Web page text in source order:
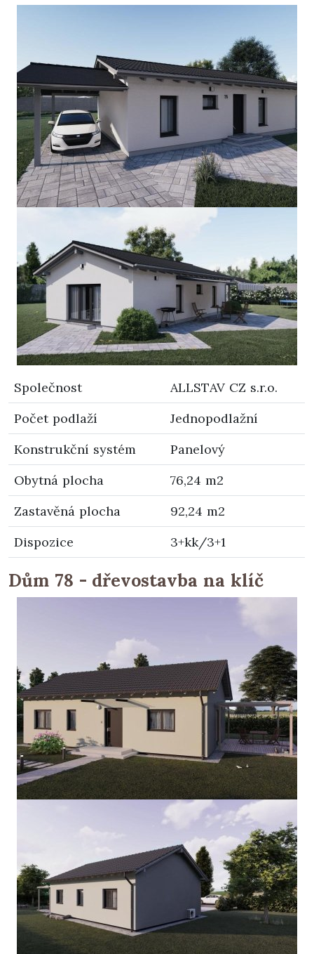
Společnost
ALLSTAV CZ s.r.o.
Počet podlaží
Jednopodlažní
Konstrukční systém
Panelový
Obytná plocha
76,24 m2
Zastavěná plocha
92,24 m2
Dispozice
3+kk/3+1
Dům 78 - dřevostavba na klíč